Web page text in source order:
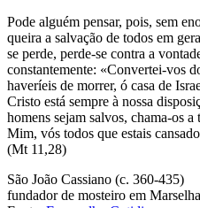
Pode alguém pensar, pois, sem
queira a salvação de todos em
se perde, perde-se contra a
constantemente: «Convertei-vos
haveríeis de morrer, ó casa de
Cristo está sempre à nossa
homens sejam salvos, chama-os
Mim, vós todos que estais
(Mt 11,28)
São João Cassiano (c. 360-435)
fundador de mosteiro em